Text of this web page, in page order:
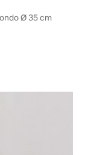
Ø 35 cm